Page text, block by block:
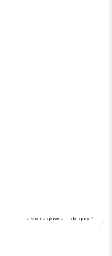
« strona główna - do góry ^